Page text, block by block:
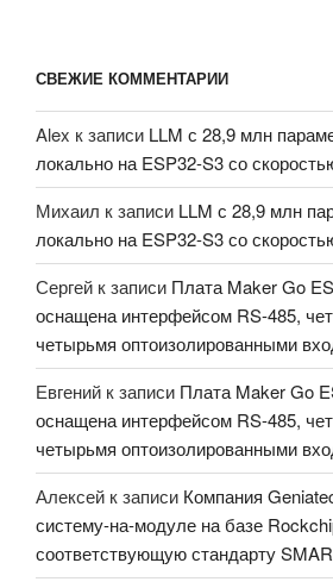
СВЕЖИЕ КОММЕНТАРИИ
Alex к записи LLM с 28,9 млн
локально на ESP32-S3 со
Михаил к записи LLM с 28,9 млн
локально на ESP32-S3 со
Сергей к записи Плата Maker Go
оснащена интерфейсом RS-485,
четырьмя оптоизолированными
Евгений к записи Плата Maker Go
оснащена интерфейсом RS-485,
четырьмя оптоизолированными
Алексей к записи Компания
систему-на-модуле на базе
соответствующую стандарту